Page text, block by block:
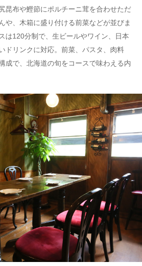
昆布や鰹節にポルチーニ茸を合わせただ
や、木箱に盛り付ける前菜などが並びま
は120分制で、生ビールやワイン、日本
ドリンクに対応。前菜、パスタ、肉料
成で、北海道の旬をコースで味わえる内